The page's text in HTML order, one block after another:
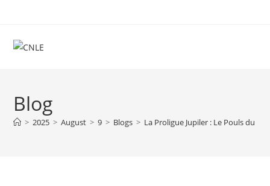
content
Blog
> 2025 > August > 9 > Blogs > La Proligue Jupiler : Le Pouls du